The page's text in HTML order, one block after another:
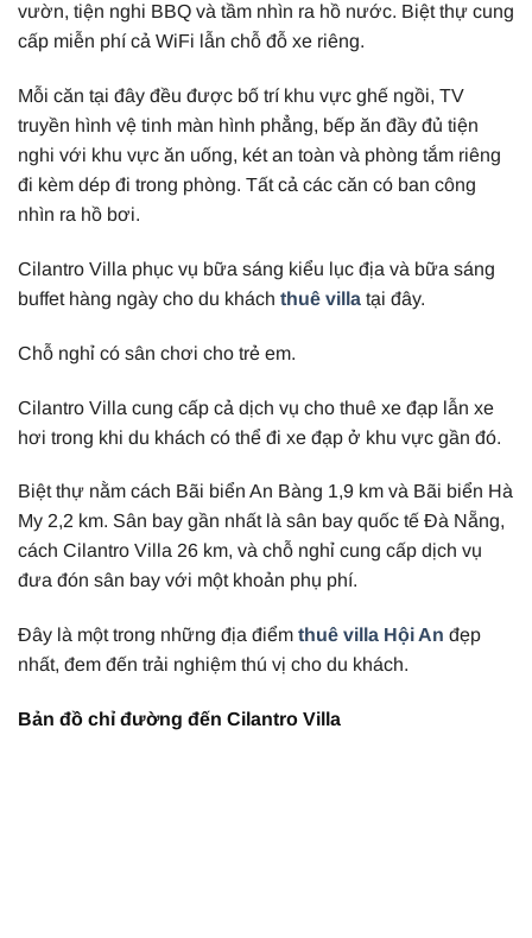
vườn, tiện nghi BBQ và tầm nhìn ra hồ nước. Biệt thự cung
cấp miễn phí cả WiFi lẫn chỗ đỗ xe riêng.
Mỗi căn tại đây đều được bố trí khu vực ghế ngồi, TV
truyền hình vệ tinh màn hình phẳng, bếp ăn đầy đủ tiện
nghi với khu vực ăn uống, két an toàn và phòng tắm riêng
đi kèm dép đi trong phòng. Tất cả các căn có ban công
nhìn ra hồ bơi.
Cilantro Villa phục vụ bữa sáng kiểu lục địa và bữa sáng
buffet hàng ngày cho du khách thuê villa tại đây.
Chỗ nghỉ có sân chơi cho trẻ em.
Cilantro Villa cung cấp cả dịch vụ cho thuê xe đạp lẫn xe
hơi trong khi du khách có thể đi xe đạp ở khu vực gần đó.
Biệt thự nằm cách Bãi biển An Bàng 1,9 km và Bãi biển Hà
My 2,2 km. Sân bay gần nhất là sân bay quốc tế Đà Nẵng,
cách Cilantro Villa 26 km, và chỗ nghỉ cung cấp dịch vụ
đưa đón sân bay với một khoản phụ phí.
Đây là một trong những địa điểm thuê villa Hội An đẹp
nhất, đem đến trải nghiệm thú vị cho du khách.
Bản đồ chỉ đường đến Cilantro Villa